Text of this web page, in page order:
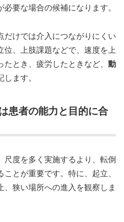
要な場合の候補になります。
だけでは介入につながりにくい
位、上肢課題などで、速度を上
とき、疲労したときなど、 動
ます。
患者の能力と目的に合
尺度を多く実施するより、転倒
とが重要です。特に、起立、
狭い場所への進入を観察しま